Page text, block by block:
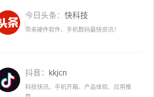
今日头条： 快科技
带来硬件软件、手机数码最快资讯！
抖音： kkjcn
科技快讯、手机开箱、产品体验、应用推